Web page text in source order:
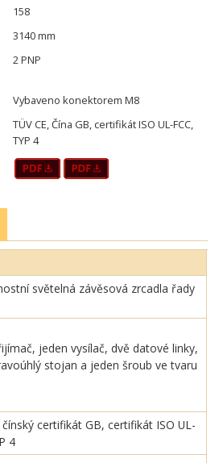
158
3140 mm
2 PNP
Vybaveno konektorem M8
TÜV CE, Čína GB, certifikát ISO UL-FCC,
TYP 4
světelná závěsová zrcadla řady
jeden vysílač, dvě datové linky,
stojan a jeden šroub ve tvaru
čínský certifikát GB, certifikát ISO UL-
4